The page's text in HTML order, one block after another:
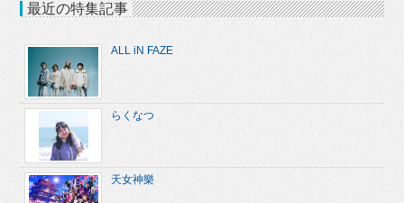
最近の特集記事
ALL iN FAZE
らくなつ
天女神樂